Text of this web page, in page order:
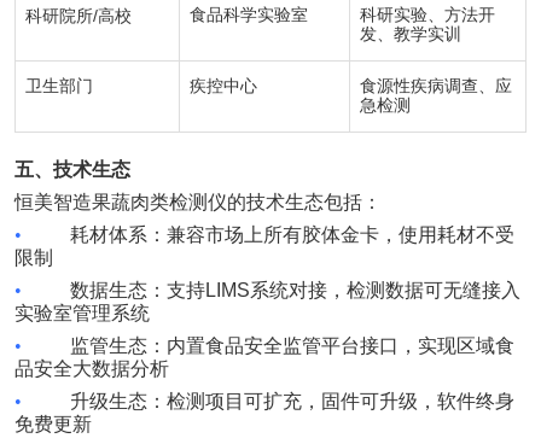
科研院所/高校 食品科学实验室
科研实验、方法开
发、教学实训
卫生部门 疾控中心
食源性疾病调查、应
急检测
五、技术生态
恒美智造果蔬肉类检测仪的技术生态包括：
•
耗材体系：兼容市场上所有胶体金卡，使用耗材不受
限制
•
数据生态：支持LIMS系统对接，检测数据可无缝接入
实验室管理系统
•
监管生态：内置食品安全监管平台接口，实现区域食
品安全大数据分析
•
升级生态：检测项目可扩充，固件可升级，软件终身
免费更新